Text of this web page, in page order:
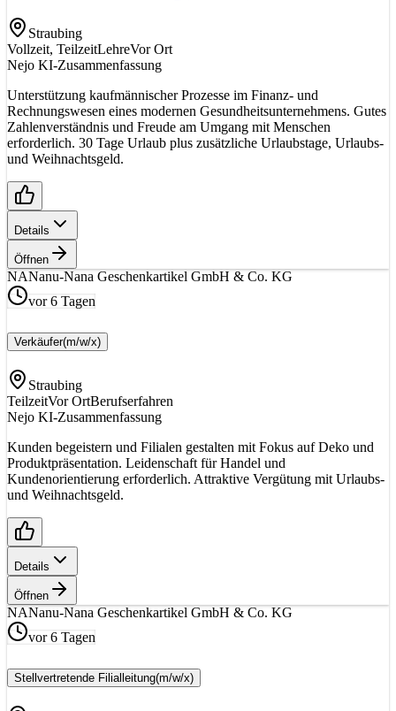
Straubing
Vollzeit, TeilzeitLehreVor Ort
Nejo KI-Zusammenfassung
Unterstützung kaufmännischer Prozesse im Finanz- und
Rechnungswesen eines modernen Gesundheitsunternehmens. Gutes
Zahlenverständnis und Freude am Umgang mit Menschen
erforderlich. 30 Tage Urlaub plus zusätzliche Urlaubstage, Urlaubs-
und Weihnachtsgeld.
Details
Öffnen
NANanu-Nana Geschenkartikel GmbH & Co. KG
vor 6 Tagen
Verkäufer(m/w/x)
Straubing
TeilzeitVor OrtBerufserfahren
Nejo KI-Zusammenfassung
Kunden begeistern und Filialen gestalten mit Fokus auf Deko und
Produktpräsentation. Leidenschaft für Handel und
Kundenorientierung erforderlich. Attraktive Vergütung mit Urlaubs-
und Weihnachtsgeld.
Details
Öffnen
NANanu-Nana Geschenkartikel GmbH & Co. KG
vor 6 Tagen
Stellvertretende Filialleitung(m/w/x)